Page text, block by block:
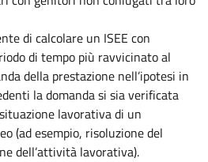
di calcolare un ISEE con
di tempo più ravvicinato al
della prestazione nell’ipotesi in
la domanda si sia verificata
lavorativa di un
(ad esempio, risoluzione del
dell’attività lavorativa).